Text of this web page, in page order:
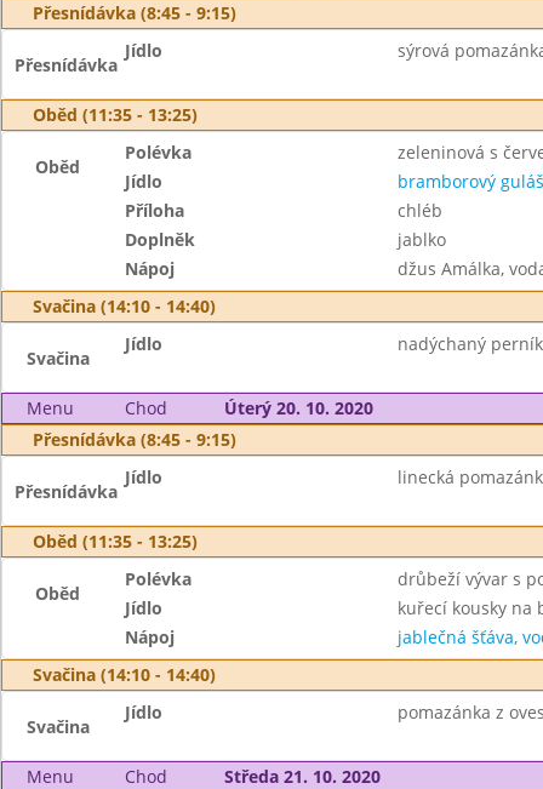
Přesnídávka (8:45 - 9:15)
Přesnídávka
Jídlo sýrová
Oběd (11:35 - 13:25)
Oběd
Polévka
zeleninová s
Jídlo
bramborový guláš
Příloha
chléb
Doplněk
jablko
Nápoj
džus Amálka,
Svačina (14:10 - 14:40)
Svačina
Jídlo nadýchaný
Menu Chod
Úterý 20. 10. 2020
Přesnídávka (8:45 - 9:15)
Přesnídávka
Jídlo linecká
Oběd (11:35 - 13:25)
Oběd
Polévka
drůbeží vývar s
Jídlo
kuřecí kousky na
Nápoj
jablečná šťáva,
Svačina (14:10 - 14:40)
Svačina
Jídlo pomazánka z
Menu Chod
Středa 21. 10. 2020